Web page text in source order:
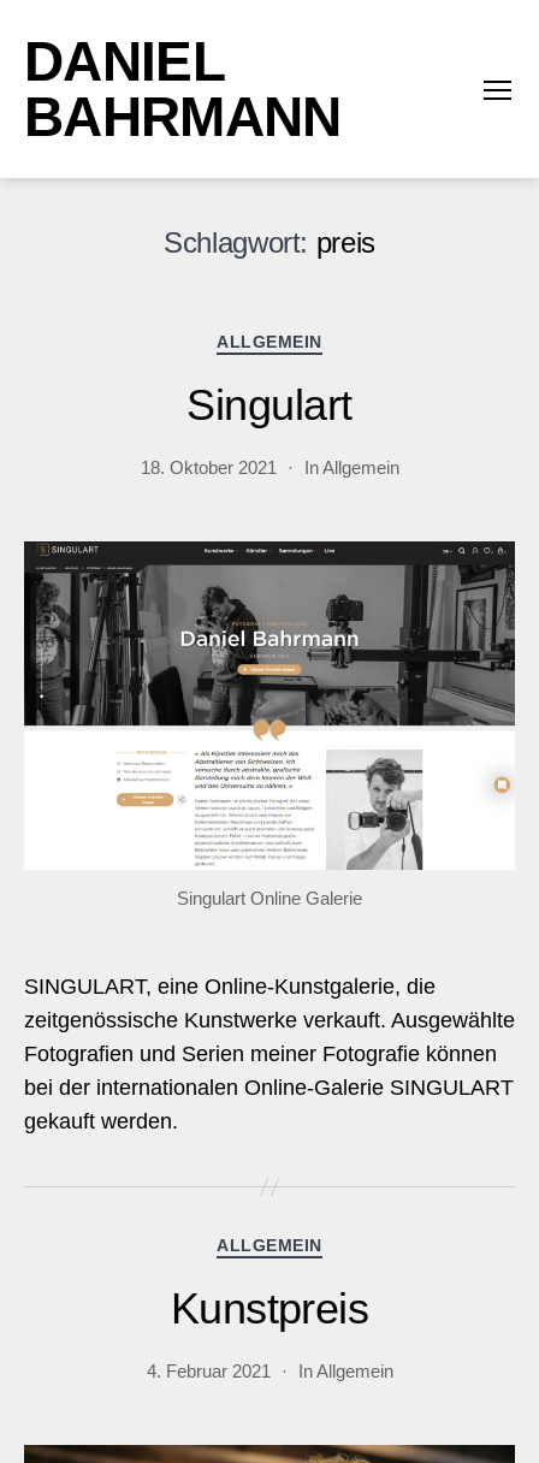
DANIEL
BAHRMANN
Schlagwort: preis
Kategorien
ALLGEMEIN
Singulart
18. Oktober 2021 InAllgemein
Singulart Online Galerie
SINGULART, eine Online-Kunstgalerie, die
zeitgenössische Kunstwerke verkauft. Ausgewählte
Fotografien und Serien meiner Fotografie können
bei der internationalen Online-Galerie SINGULART
gekauft werden.
Kategorien
ALLGEMEIN
Kunstpreis
4. Februar 2021 InAllgemein